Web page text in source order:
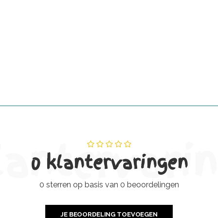
0 klantervaringen
0 sterren op basis van 0 beoordelingen
JE BEOORDELING TOEVOEGEN